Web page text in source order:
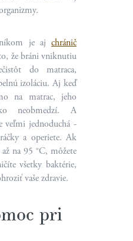
je aj chránič
že bráni vniknutiu
do matraca,
izoláciu. Aj keď
na matrac, jeho
neobmedzí. A
veľmi jednoduchá -
a operiete. Ak
na 95 °C, môžete
všetky baktérie,
vaše zdravie.
pri